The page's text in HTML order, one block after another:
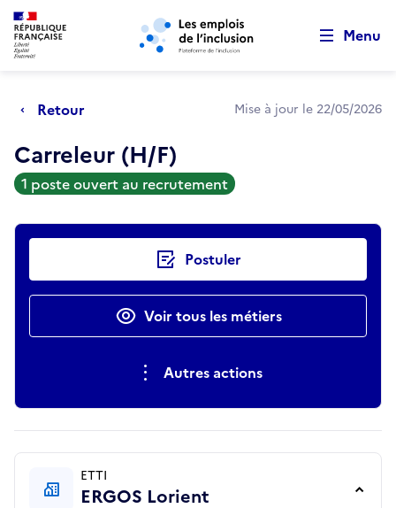
Aller au menu principal Aller au contenu principal
Menu
Retour Mise à jour le 22/05/2026
Carreleur (H/F)
1 poste ouvert au recrutement
Actions rapides Postuler
Voir tous les métiers
Autres actions
ETTI
ERGOS Lorient
Retour au début de la page
Panneau de gestion des cookies